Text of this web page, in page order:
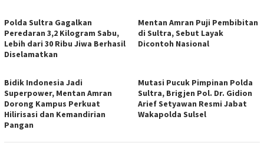
Polda Sultra Gagalkan
Peredaran 3,2 Kilogram Sabu,
Lebih dari 30 Ribu Jiwa Berhasil
Diselamatkan
Mentan Amran Puji Pembibitan
di Sultra, Sebut Layak
Dicontoh Nasional
Bidik Indonesia Jadi
Superpower, Mentan Amran
Dorong Kampus Perkuat
Hilirisasi dan Kemandirian
Pangan
Mutasi Pucuk Pimpinan Polda
Sultra, Brigjen Pol. Dr. Gidion
Arief Setyawan Resmi Jabat
Wakapolda Sulsel